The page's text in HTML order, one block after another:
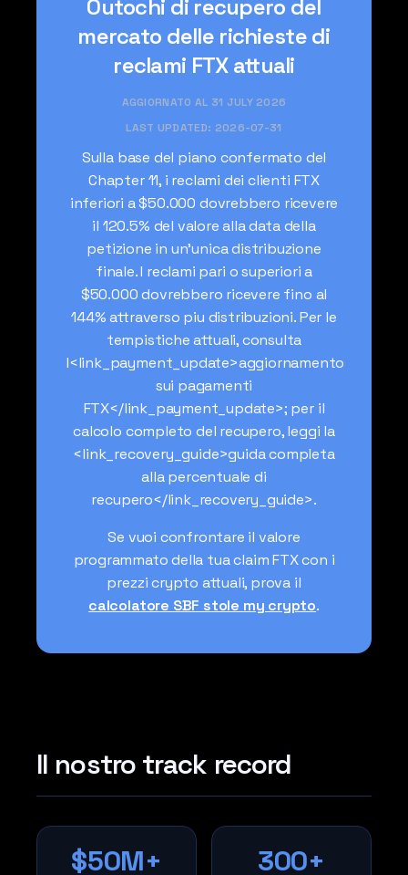
Outochi di recupero del
mercato delle richieste di
reclami FTX attuali
AGGIORNATO AL 31 JULY 2026
LAST UPDATED: 2026-07-31
Sulla base del piano confermato del
Chapter 11, i reclami dei clienti FTX
inferiori a $50.000 dovrebbero ricevere
il 120.5% del valore alla data della
petizione in un'unica distribuzione
finale. I reclami pari o superiori a
$50.000 dovrebbero ricevere fino al
144% attraverso piu distribuzioni. Per le
tempistiche attuali, consulta
l<link_payment_update>aggiornamento
sui pagamenti
FTX</link_payment_update>; per il
calcolo completo del recupero, leggi la
<link_recovery_guide>guida completa
alla percentuale di
recupero</link_recovery_guide>.
Se vuoi confrontare il valore
programmato della tua claim FTX con i
prezzi crypto attuali, prova il
calcolatore SBF stole my crypto.
Il nostro track record
$50M+ 300+